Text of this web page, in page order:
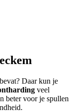
Daar kun je
veel
beter voor je spullen